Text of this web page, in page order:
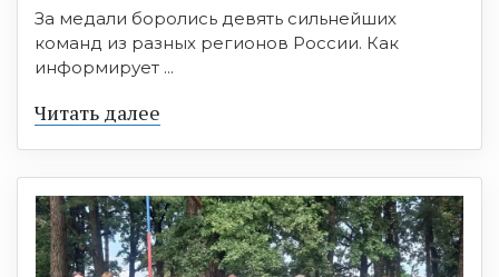
За медали боролись девять сильнейших
команд из разных регионов России. Как
информирует ...
Читать далее